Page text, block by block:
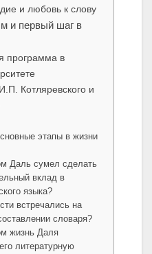
и любовь к слову
и первый шаг в
программа в
Котляревского и
этапы в жизни
Даль сумел сделать
вклад в
языка?
встречались на
словаря?
жизнь Даля
литературную